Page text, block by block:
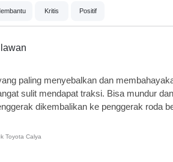
Kritis Positif
paling menyebalkan dan
sulit mendapat traksi. Bisa mundur
dikembalikan ke penggerak roda
Toyota Calya